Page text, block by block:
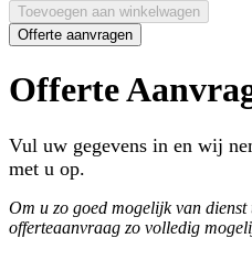
Toevoegen aan winkelwagen
Offerte aanvragen
Offerte
Vul uw gegevens in en wij
met u op.
Om u zo goed mogelijk van
offerteaanvraag zo volledig